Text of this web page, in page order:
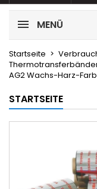
MENÜ
Startseite
AG2 Wachs-Harz-
STARTSEITE